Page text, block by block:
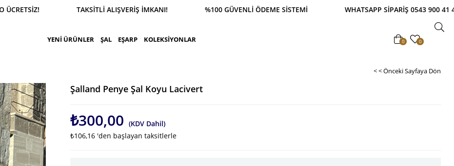
SİPARİŞ 0543 900 41 41 1500 TL ÜZERİ KARGO ÜCRETSİZ! TAKSİTLİ ALIŞVERİŞ İMKANI! %100
YENİ ÜRÜNLER ŞAL EŞARP KOLEKSİYONLAR 0 0
< < Önceki Sayfaya Dön
Şalland Penye Şal Koyu Lacivert
₺300,00 (KDV Dahil)
₺106,16 'den başlayan taksitlerle